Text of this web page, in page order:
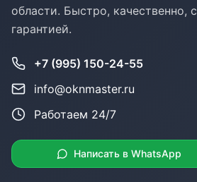
области. Быстро, качественно, с
гарантией.
+7 (995) 150-24-55
info@oknmaster.ru
Работаем 24/7
Написать в WhatsApp